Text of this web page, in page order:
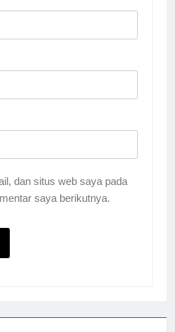
dan situs web saya pada
saya berikutnya.